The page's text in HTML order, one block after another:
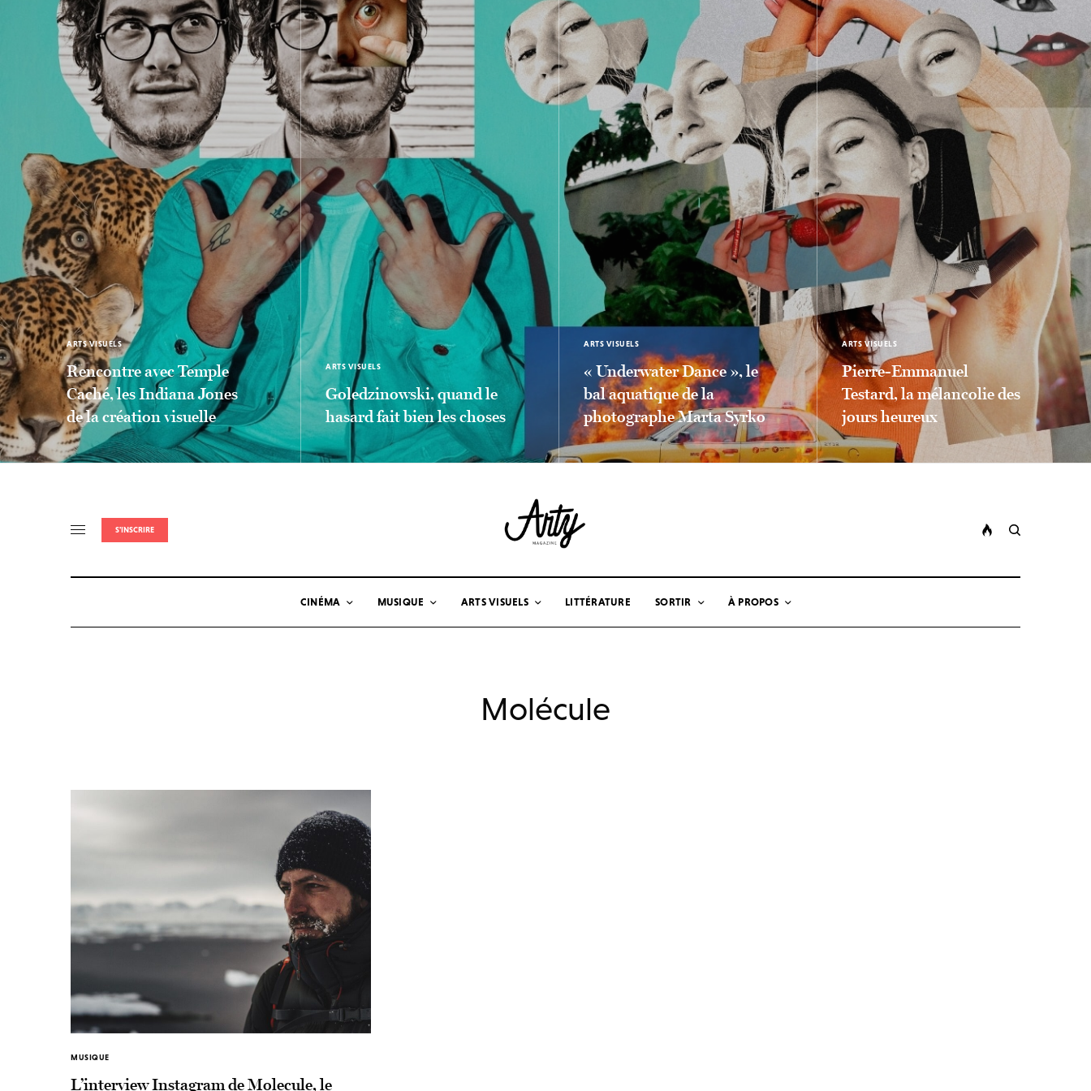
ARTS VISUELS
Rencontre avec Temple
Caché, les Indiana Jones
de la création visuelle
LIEN LIRE LA SUITE
ARTS VISUELS
Goledzinowski, quand le
hasard fait bien les choses
LIEN LIRE LA SUITE
ARTS VISUELS
« Underwater Dance », le
bal aquatique de la
photographe Marta Syrko
LIEN LIRE LA SUITE
ARTS VISUELS
Pierre-Emmanuel
Testard, la mélancolie des
jours heureux
LIEN LIRE LA SUITE
S'INSCRIRE
CINÉMA MUSIQUE ARTS VISUELS LITTÉRATURE SORTIR À PROPOS
Molécule
MUSIQUE
L’interview Instagram de Molecule, le